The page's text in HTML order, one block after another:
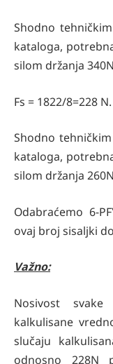
Shodno
kataloga,
silom držanja 340N
Fs = 1822/8=228 N.
Shodno tehničkim
kataloga,
silom držanja 260N
Odabraćemo 6-
ovaj broj sisaljki
Važno:
Nosivost
kalkulisane
slučaju
odnosno 228N